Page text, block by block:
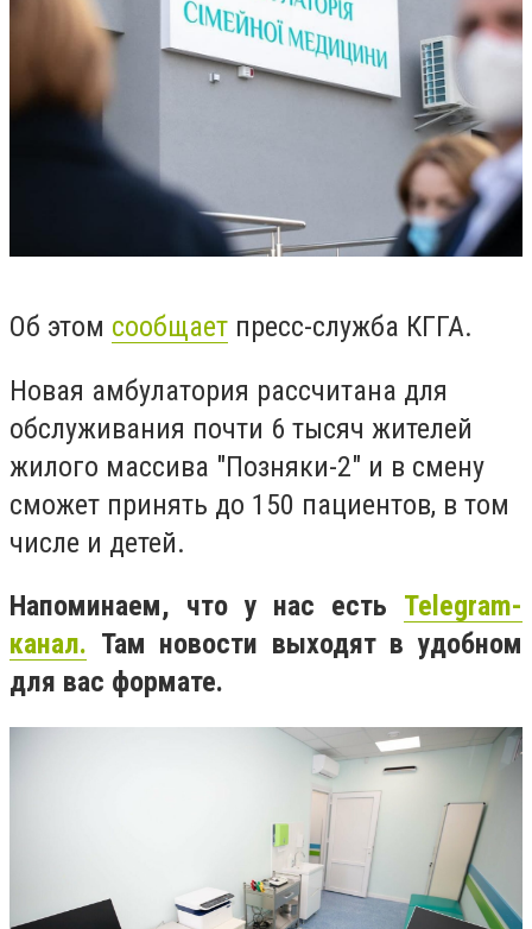
Об этом сообщает пресс-служба КГГА.
Новая амбулатория рассчитана для
обслуживания почти 6 тысяч жителей
жилого массива "Позняки-2" и в смену
сможет принять до 150 пациентов, в том
числе и детей.
Напоминаем, что у нас есть Telegram-
канал. Там новости выходят в удобном
для вас формате.